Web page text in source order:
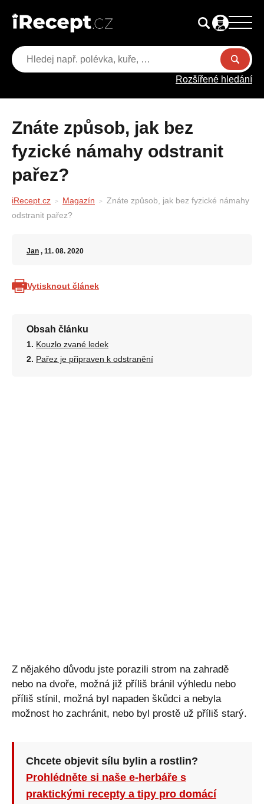
Rozšířené hledání
Znáte způsob, jak bez
fyzické námahy odstranit
pařez?
iRecept.cz Magazín
Znáte způsob, jak bez fyzické námahy
odstranit pařez?
Jan , 11. 08. 2020
Vytisknout článek
Obsah článku
Kouzlo zvané ledek
Pařez je připraven k odstranění
Z nějakého důvodu jste porazili strom na zahradě
nebo na dvoře, možná již příliš bránil výhledu nebo
příliš stínil, možná byl napaden škůdci a nebyla
možnost ho zachránit, nebo byl prostě už příliš starý.
Chcete objevit sílu bylin a rostlin?
Prohlédněte si naše e-herbáře s
praktickými recepty a tipy pro domácí